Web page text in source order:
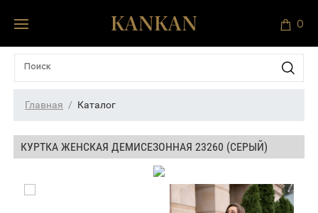
0
Главная Каталог
КУРТКА ЖЕНСКАЯ ДЕМИСЕЗОННАЯ 23260 (СЕРЫЙ)